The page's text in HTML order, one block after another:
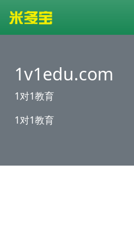
1v1edu.com
1对1教育
1对1教育